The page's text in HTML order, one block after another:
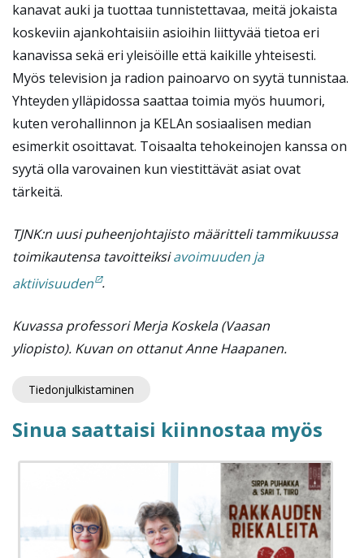
kanavat auki ja tuottaa tunnistettavaa, meitä jokaista
koskeviin ajankohtaisiin asioihin liittyvää tietoa eri
kanavissa sekä eri yleisöille että kaikille yhteisesti.
Myös television ja radion painoarvo on syytä tunnistaa.
Yhteyden ylläpidossa saattaa toimia myös huumori,
kuten verohallinnon ja KELAn sosiaalisen median
esimerkit osoittavat. Toisaalta tehokeinojen kanssa on
syytä olla varovainen kun viestittävät asiat ovat
tärkeitä.
TJNK:n uusi puheenjohtajisto määritteli tammikuussa
toimikautensa tavoitteiksiavoimuuden ja
aktiivisuuden .
Kuvassa professori Merja Koskela (Vaasan
yliopisto). Kuvan on ottanut Anne Haapanen.
Tiedonjulkistaminen
Sinua saattaisi kiinnostaa myös